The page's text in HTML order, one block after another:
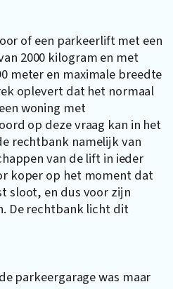
of een parkeerlift met een
2000 kilogram en met
meter en maximale breedte
oplevert dat het normaal
woning met
op deze vraag kan in het
rechtbank namelijk van
van de lift in ieder
koper op het moment dat
sloot, en dus voor zijn
De rechtbank licht dit
parkeergarage was maar